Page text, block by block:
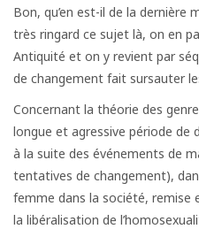
Bon, qu’en est-il de la dernière
très ringard ce sujet là, on en
Antiquité et on y revient par
de changement fait sursauter
Concernant la théorie des
longue et agressive période de
à la suite des événements de
tentatives de changement),
femme dans la société, remise
la libéralisation de